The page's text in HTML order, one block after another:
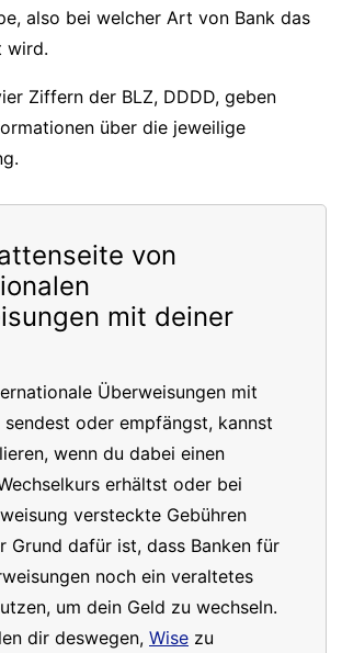
also bei welcher Art von Bank das
wird.
Ziffern der BLZ, DDDD, geben
über die jeweilige
von
mit deiner
Überweisungen mit
sendest oder empfängst, kannst
wenn du dabei einen
erhältst oder bei
versteckte Gebühren
Grund dafür ist, dass Banken für
noch ein veraltetes
um dein Geld zu wechseln.
dir deswegen, Wise zu